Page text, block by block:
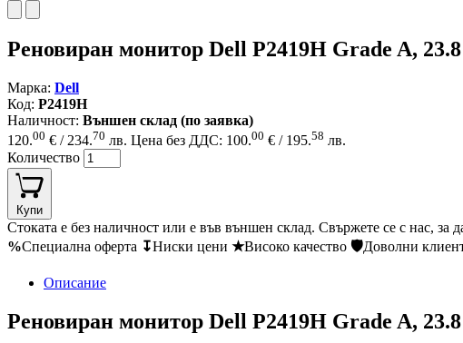
Реновиран монитор Dell P2419H Grade A, 23.8
Марка: Dell
Код: P2419H
Наличност: Външен склад (по заявка)
120.00 € / 234.70 лв. Цена без ДДС: 100.00 € / 195.58 лв.
Количество
Купи
Стоката е без наличност или е във външен склад. Свържете се с нас,
%Специална оферта ↧Ниски цени ★Високо качество 🛡Доволни
Описание
Реновиран монитор Dell P2419H Grade A,